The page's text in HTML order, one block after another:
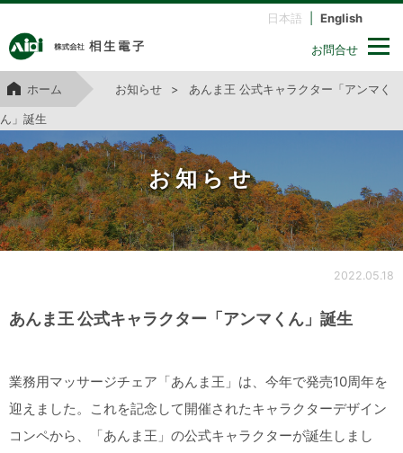
日本語 English
お問合せ
ホーム お知らせ あんま王 公式キャラクター「アンマく
ん」誕生
お知らせ
2022.05.18
あんま王 公式キャラクター「アンマくん」誕生
業務用マッサージチェア「あんま王」は、今年で発売10周年を
迎えました。これを記念して開催されたキャラクターデザイン
コンペから、「あんま王」の公式キャラクターが誕生しまし